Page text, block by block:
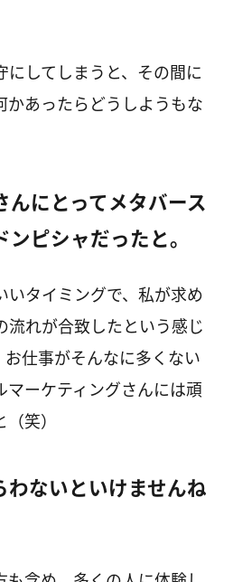
にしてしまうと、その間に
かあったらどうしようもな
んにとってメタバース
ピシャだったと。
いタイミングで、私が求め
流れが合致したという感じ
仕事がそんなに多くない
マーケティングさんには頑
笑）
わないといけませんね